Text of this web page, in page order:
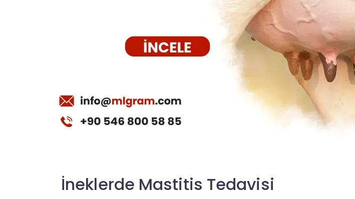
İneklerde Mastitis Tedavisi